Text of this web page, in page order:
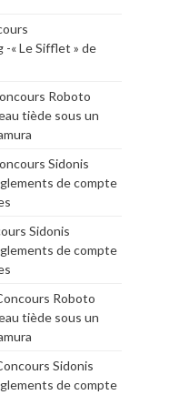
« Le Sifflet » de
Roboto
tiède sous un
Sidonis
de compte
Sidonis
de compte
Roboto
tiède sous un
Sidonis
de compte